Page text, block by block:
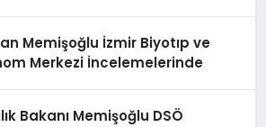
Memişoğlu İzmir Biyotıp ve
Merkezi İncelemelerinde
Bakanı Memişoğlu DSÖ